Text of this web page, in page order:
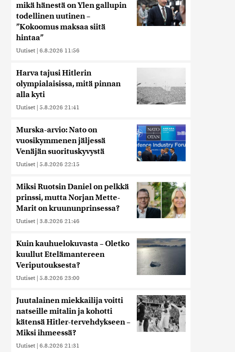
mikä hänestä on Ylen gallupin
todellinen uutinen –
”Kokoomus maksaa siitä
hintaa”
Uutiset | 6.8.2026 11:56
Harva tajusi Hitlerin
olympialaisissa, mitä pinnan
alla kyti
Uutiset | 5.8.2026 21:41
Murska-arvio: Nato on
vuosikymmenen jäljessä
Venäjän suorituskyvystä
Uutiset | 5.8.2026 22:15
Miksi Ruotsin Daniel on pelkkä
prinssi, mutta Norjan Mette-
Marit on kruununprinsessa?
Uutiset | 3.8.2026 21:46
Kuin kauhuelokuvasta – Oletko
kuullut Etelämantereen
Veriputouksesta?
Uutiset | 5.8.2026 23:00
Juutalainen miekkailija voitti
natseille mitalin ja kohotti
kätensä Hitler-tervehdykseen –
Miksi ihmeessä?
Uutiset | 6.8.2026 21:31